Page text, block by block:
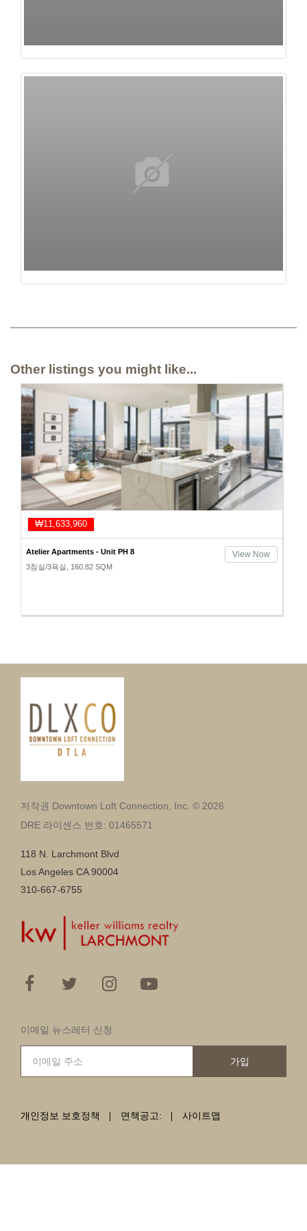
Other listings you might like...
₩11,633,960
Atelier Apartments - Unit PH 8
3침실/3욕실, 160.82 SQM
View Now
저작권 Downtown Loft Connection, Inc. © 2026
DRE 라이센스 번호: 01465571
118 N. Larchmont Blvd
Los Angeles CA 90004
310-667-6755
이메일 뉴스레터 신청
가입
개인정보 보호정책 면책공고: 사이트맵